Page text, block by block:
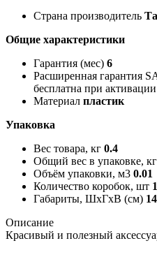
Страна производитель
Общие характеристики
Гарантия (мес) 6
Расширенная гарантия
бесплатна при активации
Материал пластик
Упаковка
Вес товара, кг 0.4
Общий вес в упаковке, кг
Объём упаковки, м3 0.01
Количество коробок, шт 1
Габариты, ШxГxВ (см)
Описание
Красивый и полезный